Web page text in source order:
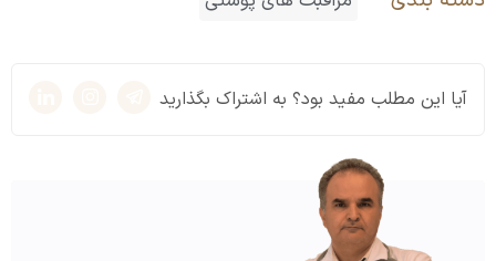
آیا این مطلب مفید بود؟ به اشتراک بگذارید